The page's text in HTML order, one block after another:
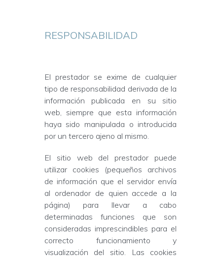
RESPONSABILIDAD
El prestador se exime de cualquier
tipo de responsabilidad derivada de la
información publicada en su sitio
web, siempre que esta información
haya sido manipulada o introducida
por un tercero ajeno al mismo.
El sitio web del prestador puede
utilizar cookies (pequeños archivos
de información que el servidor envía
al ordenador de quien accede a la
página) para llevar a cabo
determinadas funciones que son
consideradas imprescindibles para el
correcto funcionamiento y
visualización del sitio. Las cookies